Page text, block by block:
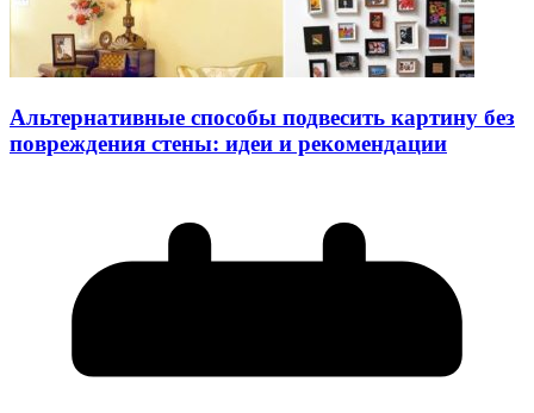
Альтернативные способы подвесить картину без
повреждения стены: идеи и рекомендации